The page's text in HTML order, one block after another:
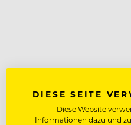
DIESE SEITE
Diese Website
Informationen dazu und